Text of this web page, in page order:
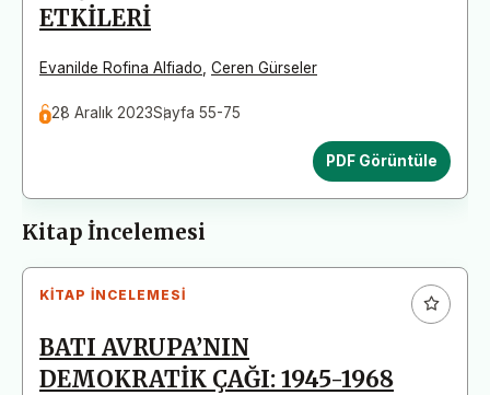
ETKİLERİ
Evanilde Rofina Alfiado Ceren Gürseler
28 Aralık 2023Sayfa 55-75
PDF Görüntüle
Kitap İncelemesi
KITAP İNCELEMESI
BATI AVRUPA’NIN
DEMOKRATİK ÇAĞI: 1945-1968